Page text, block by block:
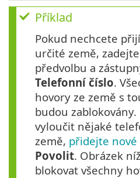
Příklad
Pokud nechcete
určité země,
předvolbu a
Telefonní číslo.
hovory ze země s
budou
vyloučit nějaké
země, přidejte nové
Povolit. Obrázek
blokovat všechny